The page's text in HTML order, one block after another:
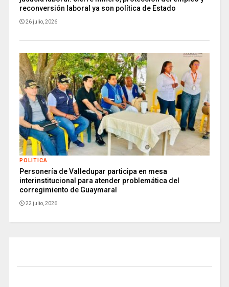
reconversión laboral ya son política de Estado
26 julio, 2026
POLITICA
Personería de Valledupar participa en mesa
interinstitucional para atender problemática del
corregimiento de Guaymaral
22 julio, 2026